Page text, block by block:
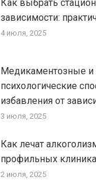
Как выбрать
зависимости:
4 июля, 2025
Медикаментозные и
психологические
избавления от
3 июля, 2025
Как лечат
профильных
2 июля, 2025